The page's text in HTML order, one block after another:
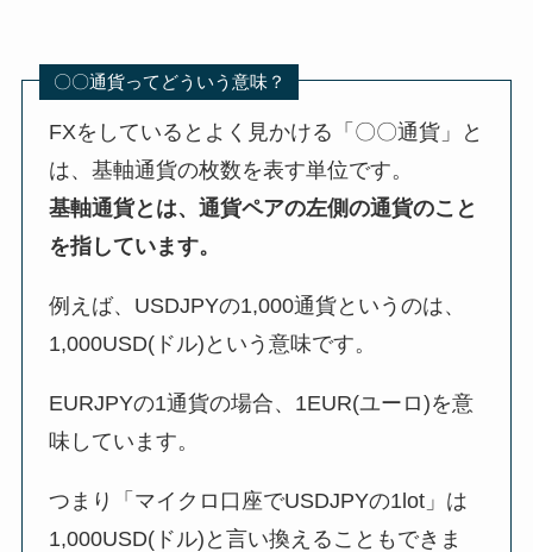
〇〇通貨ってどういう意味？
FXをしているとよく見かける「〇〇通貨」と
は、基軸通貨の枚数を表す単位です。
基軸通貨とは、通貨ペアの左側の通貨のこと
を指しています。
例えば、USDJPYの1,000通貨というのは、
1,000USD(ドル)という意味です。
EURJPYの1通貨の場合、1EUR(ユーロ)を意
味しています。
つまり「マイクロ口座でUSDJPYの1lot」は
1,000USD(ドル)と言い換えることもできま